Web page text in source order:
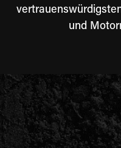
und